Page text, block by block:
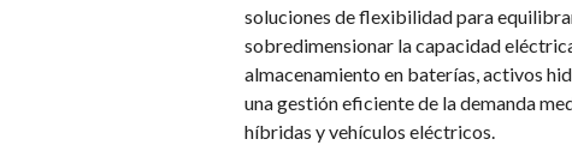
soluciones de flexibilidad para
sobredimensionar la capacidad
almacenamiento en baterías, activos
una gestión eficiente de la demanda
híbridas y vehículos eléctricos.